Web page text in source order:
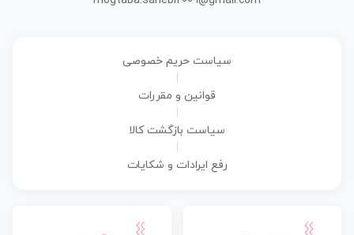
سیاست حریم خصوصی
قوانین و مقررات
سیاست بازگشت کالا
رفع ایرادات و شکایات